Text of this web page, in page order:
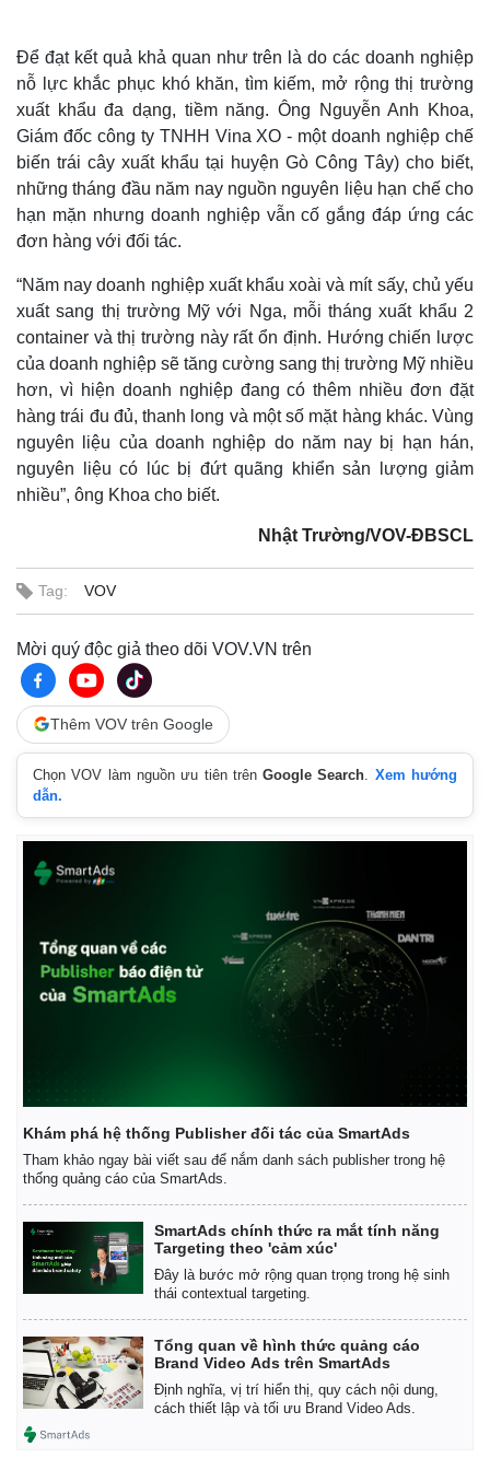
Thế giới
Cuộc sống đó đây
Hồ sơ
Ảnh
E-Magazine
Infographic
Để đạt kết quả khả quan như trên là do các doanh nghiệp
nỗ lực khắc phục khó khăn, tìm kiếm, mở rộng thị trường
xuất khẩu đa dạng, tiềm năng. Ông Nguyễn Anh Khoa,
Giám đốc công ty TNHH Vina XO - một doanh nghiệp chế
biến trái cây xuất khẩu tại huyện Gò Công Tây) cho biết,
những tháng đầu năm nay nguồn nguyên liệu hạn chế cho
hạn mặn nhưng doanh nghiệp vẫn cố gắng đáp ứng các
đơn hàng với đối tác.
“Năm nay doanh nghiệp xuất khẩu xoài và mít sấy, chủ yếu
xuất sang thị trường Mỹ với Nga, mỗi tháng xuất khẩu 2
container và thị trường này rất ổn định. Hướng chiến lược
của doanh nghiệp sẽ tăng cường sang thị trường Mỹ nhiều
hơn, vì hiện doanh nghiệp đang có thêm nhiều đơn đặt
hàng trái đu đủ, thanh long và một số mặt hàng khác. Vùng
nguyên liệu của doanh nghiệp do năm nay bị hạn hán,
nguyên liệu có lúc bị đứt quãng khiển sản lượng giảm
nhiều”, ông Khoa cho biết.
Nhật Trường/VOV-ĐBSCL
Tag: VOV
Mời quý độc giả theo dõi VOV.VN trên
Thêm VOV trên Google
Chọn VOV làm nguồn ưu tiên trênGoogle Search
Xem hướng
dẫn.
Khám phá hệ thống Publisher đối tác của SmartAds
Tham khảo ngay bài viết sau để nắm danh sách publisher trong hệ
thống quảng cáo của SmartAds.
SmartAds chính thức ra mắt tính năng
Targeting theo 'cảm xúc'
Đây là bước mở rộng quan trọng trong hệ sinh
thái contextual targeting.
Tổng quan về hình thức quảng cáo
Brand Video Ads trên SmartAds
Định nghĩa, vị trí hiển thị, quy cách nội dung,
cách thiết lập và tối ưu Brand Video Ads.